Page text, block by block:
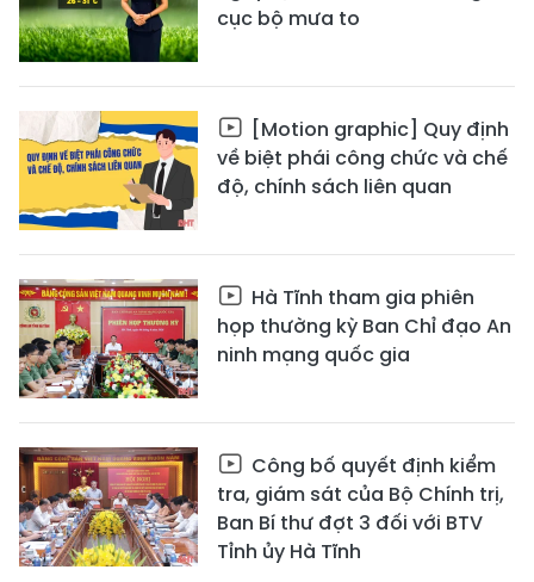
cục bộ mưa to
[Motion graphic] Quy định
về biệt phái công chức và chế
độ, chính sách liên quan
Hà Tĩnh tham gia phiên
họp thường kỳ Ban Chỉ đạo An
ninh mạng quốc gia
Công bố quyết định kiểm
tra, giám sát của Bộ Chính trị,
Ban Bí thư đợt 3 đối với BTV
Tỉnh ủy Hà Tĩnh